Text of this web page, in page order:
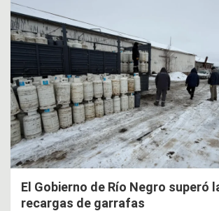
El Gobierno de Río Negro superó
recargas de garrafas